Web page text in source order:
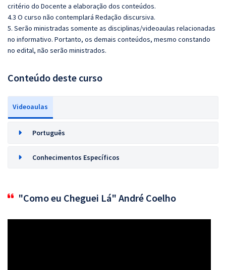
critério do Docente a elaboração dos conteúdos.
4.3 O curso não contemplará Redação discursiva.
5. Serão ministradas somente as disciplinas/videoaulas relacionadas
no informativo. Portanto, os demais conteúdos, mesmo constando
no edital, não serão ministrados.
Conteúdo deste curso
Videoaulas
Português
Conhecimentos Específicos
"Como eu Cheguei Lá" André Coelho